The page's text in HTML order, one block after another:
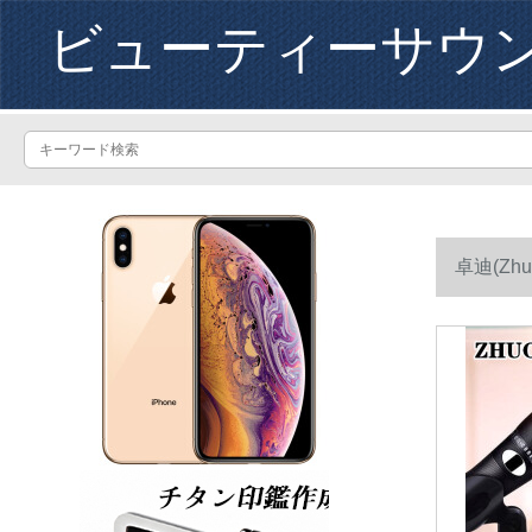
ビューティーサウ
卓迪
く手を振